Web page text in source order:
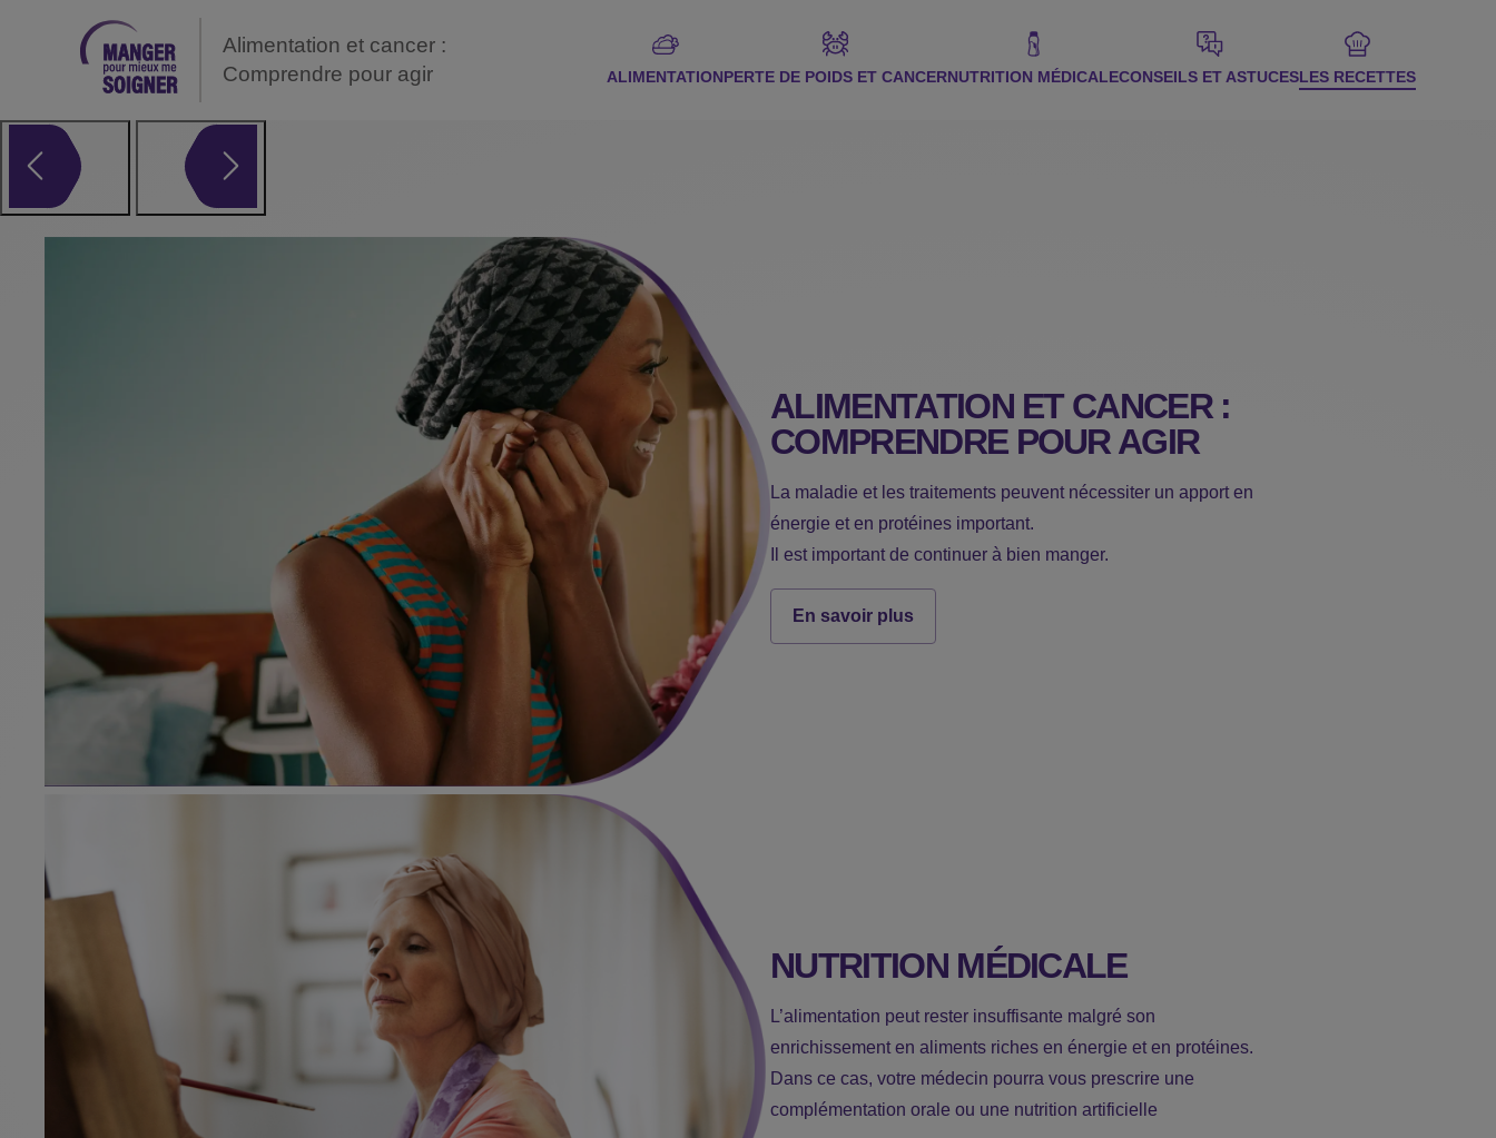
Alimentation et cancer :
Comprendre pour agir
ALIMENTATIONPERTE DE POIDS ET CANCERNUTRITION MÉDICALECONSEILS ET ASTUCESLES RECETTES
ALIMENTATION ET CANCER :
COMPRENDRE POUR AGIR
La maladie et les traitements peuvent nécessiter un apport en
énergie et en protéines important.
Il est important de continuer à bien manger.
En savoir plus
NUTRITION MÉDICALE
L’alimentation peut rester insuffisante malgré son
enrichissement en aliments riches en énergie et en protéines.
Dans ce cas, votre médecin pourra vous prescrire une
complémentation orale ou une nutrition artificielle